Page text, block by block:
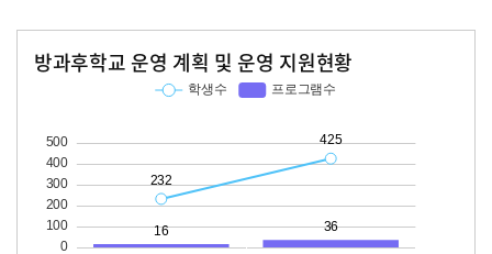
방과후학교 운영 계획 및 운영 지원현황